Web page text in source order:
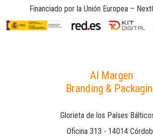
Financiado por la Unión Europea –
Al Margen
Branding &
Glorieta de los Países
Oficina 313 - 14014